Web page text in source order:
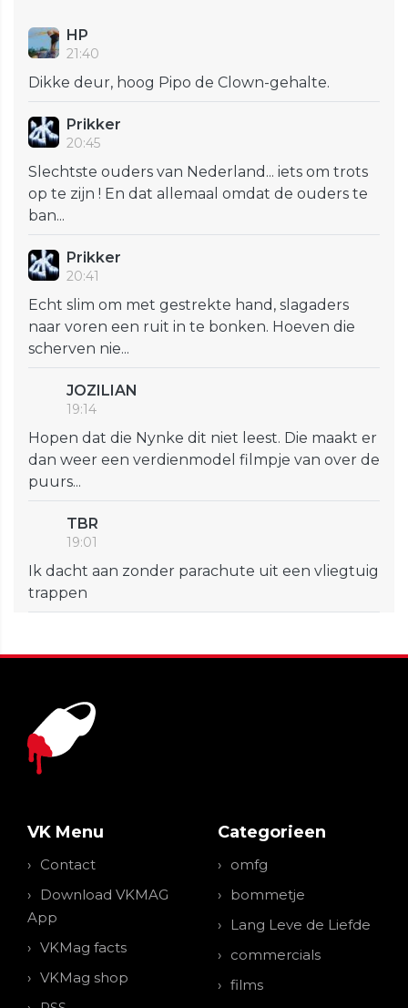
HP
21:40
Dikke deur, hoog Pipo de Clown-gehalte.
Prikker
20:45
Slechtste ouders van Nederland... iets om trots
op te zijn ! En dat allemaal omdat de ouders te
ban...
Prikker
20:41
Echt slim om met gestrekte hand, slagaders
naar voren een ruit in te bonken. Hoeven die
scherven nie...
JOZILIAN
19:14
Hopen dat die Nynke dit niet leest. Die maakt er
dan weer een verdienmodel filmpje van over de
puurs...
TBR
19:01
Ik dacht aan zonder parachute uit een vliegtuig
trappen
VK Menu
Contact
Download VKMAG
App
VKMag facts
VKMag shop
Categorieen
omfg
bommetje
Lang Leve de Liefde
commercials
films